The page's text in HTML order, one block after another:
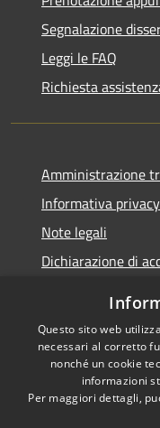
Segnalazione
Leggi le FAQ
Richiesta
Amministrazione
Informativa privacy
Note legali
Dichiarazione di
RSS
Accessibilità
Privacy
Questo sito web
necessari al corretto
nonché un cookie
informazioni
Per maggiori dettagli,